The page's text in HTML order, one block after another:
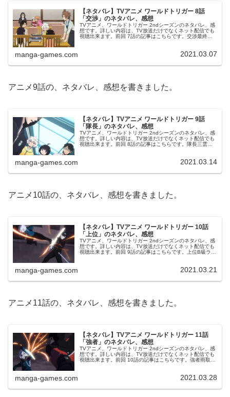
【ネタバレ】TVアニメ ワールドトリガー 8話
「交渉」のネタバレ、感想
TVアニメ、ワールドトリガー 2ndシーズンのネタバレ、感
想です。詳しい内容は、TV放送だけでなくネット配信でも
視聴出来ます。前回 7話の記事はこちらです。交渉最終ス
manga-games.com 2021.03.07
アニメ9話の、ネタバレ、感想を書きました。
【ネタバレ】TVアニメ ワールドトリガー 9話
「隊長」のネタバレ、感想
TVアニメ、ワールドトリガー 2ndシーズンのネタバレ、感
想です。詳しい内容は、TV放送だけでなくネット配信でも
視聴出来ます。前回 8話の記事はこちらです。隊長三雲は
manga-games.com 2021.03.14
アニメ10話の、ネタバレ、感想を書きました。
【ネタバレ】TVアニメ ワールドトリガー 10話
「上位」のネタバレ、感想
TVアニメ、ワールドトリガー 2ndシーズンのネタバレ、感
想です。詳しい内容は、TV放送だけでなくネット配信でも
視聴出来ます。前回 9話の記事はこちらです。上位B級ラン
manga-games.com 2021.03.21
アニメ11話の、ネタバレ、感想を書きました。
【ネタバレ】TVアニメ ワールドトリガー 11話
「強者」のネタバレ、感想
TVアニメ、ワールドトリガー 2ndシーズンのネタバレ、感
想です。詳しい内容は、TV放送だけでなくネット配信でも
視聴出来ます。前回 10話の記事はこちらです。強者雨取の
manga-games.com 2021.03.28